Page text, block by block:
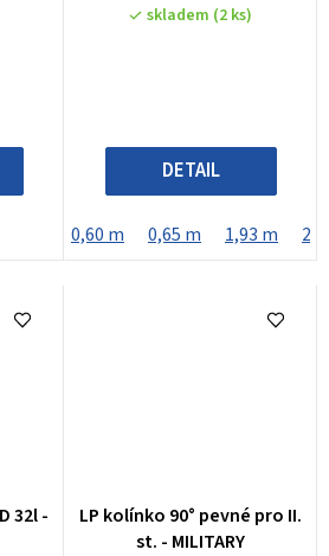
skladem (2 ks)
DETAIL
0,60 m 0,65 m 1,93 m
32l -
LP kolínko 90° pevné pro II.
st. - MILITARY